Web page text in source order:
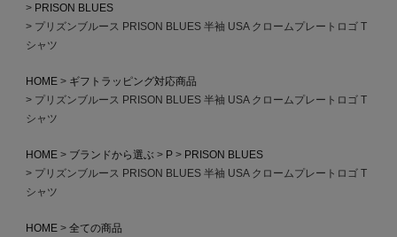
PRISON BLUES
プリズンブルース PRISON BLUES 半袖 USA クロームプレートロゴ T
シャツ
HOME
ギフトラッピング対応商品
プリズンブルース PRISON BLUES 半袖 USA クロームプレートロゴ T
シャツ
HOME ブランドから選ぶ P
PRISON BLUES
プリズンブルース PRISON BLUES 半袖 USA クロームプレートロゴ T
シャツ
HOME
全ての商品